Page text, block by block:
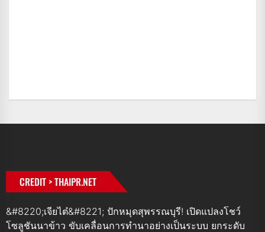
CREDIT > THAIPR.NET
&#8220;เจียไต๋&#8221; ปักหมุดสุพรรณบุรี! เปิดแปลงโชว์
โซลูชันนาข้าว ขับเคลื่อนการทำนาอย่างเป็นระบบ ยกระดับ